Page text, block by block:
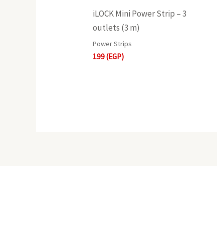
iLOCK Mini Power Strip – 3
outlets (3 m)
Power Strips
199(EGP)